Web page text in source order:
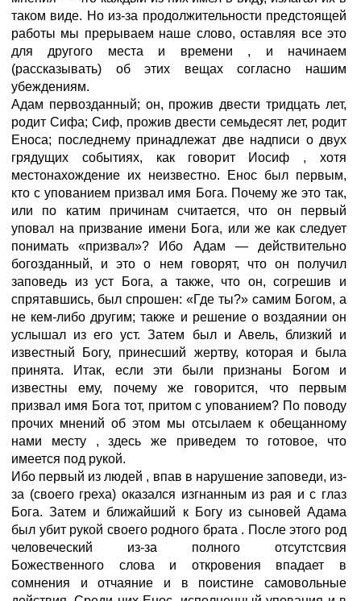
таком виде. Но из-за продолжительности предстоящей
работы мы прерываем наше слово, оставляя все это
для другого места и времени , и начинаем
(рассказывать) об этих вещах согласно нашим
убеждениям.
Адам первозданный; он, прожив двести тридцать лет,
родит Сифа; Сиф, прожив двести семьдесят лет, родит
Еноса; последнему принадлежат две надписи о двух
грядущих событиях, как говорит Иосиф , хотя
местонахождение их неизвестно. Енос был первым,
кто с упованием призвал имя Бога. Почему же это так,
или по катим причинам считается, что он первый
уповал на призвание имени Бога, или же как следует
понимать «призвал»? Ибо Адам — действительно
богозданный, и это о нем говорят, что он получил
заповедь из уст Бога, а также, что он, согрешив и
спрятавшись, был спрошен: «Где ты?» самим Богом, а
не кем-либо другим; также и решение о воздаянии он
услышал из его уст. Затем был и Авель, близкий и
известный Богу, принесший жертву, которая и была
принята. Итак, если эти были признаны Богом и
известны ему, почему же говорится, что первым
призвал имя Бога тот, притом с упованием? По поводу
прочих мнений об этом мы отсылаем к обещанному
нами месту , здесь же приведем то готовое, что
имеется под рукой.
Ибо первый из людей , впав в нарушение заповеди, из-
за (своего греха) оказался изгнанным из рая и с глаз
Бога. Затем и ближайший к Богу из сыновей Адама
был убит рукой своего родного брата . После этого род
человеческий из-за полного отсутстсвия
Божественного слова и откровения впадает в
сомнения и отчаяние и в поистине самовольные